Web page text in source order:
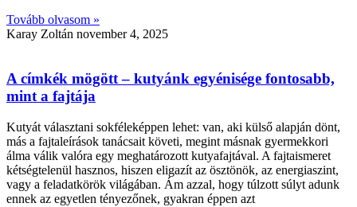
Tovább olvasom »
Karay Zoltán november 4, 2025
A címkék mögött – kutyánk egyénisége fontosabb,
mint a fajtája
Kutyát választani sokféleképpen lehet: van, aki külső alapján dönt,
más a fajtaleírások tanácsait követi, megint másnak gyermekkori
álma válik valóra egy meghatározott kutyafajtával. A fajtaismeret
kétségtelenül hasznos, hiszen eligazít az ösztönök, az energiaszint,
vagy a feladatkörök világában. Ám azzal, hogy túlzott súlyt adunk
ennek az egyetlen tényezőnek, gyakran éppen azt